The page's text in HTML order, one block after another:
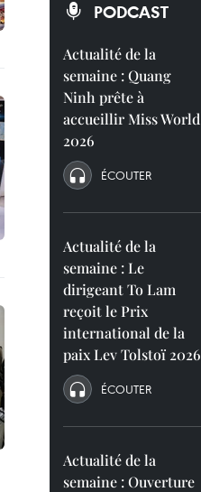
PODCAST
Actualité de la
semaine : Quang
Ninh prête à
accueillir Miss World
2026
ÉCOUTER
Actualité de la
semaine : Le
dirigeant To Lam
reçoit le Prix
international de la
paix Lev Tolstoï 2026
ÉCOUTER
Actualité de la
semaine : Ouverture